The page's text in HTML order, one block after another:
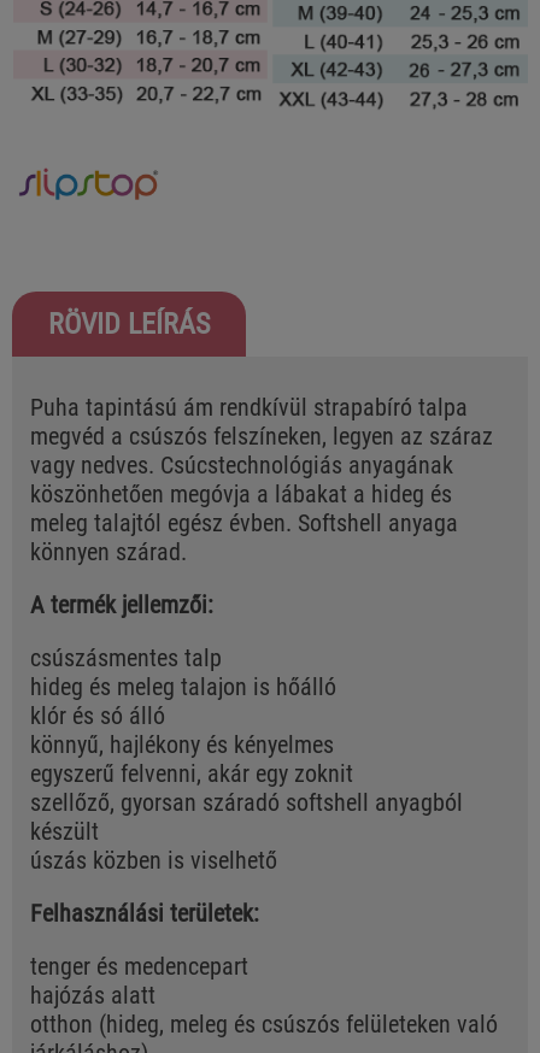
RÖVID LEÍRÁS
Puha tapintású ám rendkívül strapabíró talpa
megvéd a csúszós felszíneken, legyen az száraz
vagy nedves. Csúcstechnológiás anyagának
köszönhetően megóvja a lábakat a hideg és
meleg talajtól egész évben. Softshell anyaga
könnyen szárad.
A termék jellemzői:
csúszásmentes talp
hideg és meleg talajon is hőálló
klór és só álló
könnyű, hajlékony és kényelmes
egyszerű felvenni, akár egy zoknit
szellőző, gyorsan száradó softshell anyagból
készült
úszás közben is viselhető
Felhasználási területek:
tenger és medencepart
hajózás alatt
otthon (hideg, meleg és csúszós felületeken való